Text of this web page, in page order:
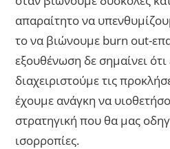
απαραίτητο να
το να βιώνουμε burn out-
εξουθένωση δε σημαίνει
διαχειριστούμε τις
έχουμε ανάγκη να
στρατηγική που θα μας
ισορροπίες.